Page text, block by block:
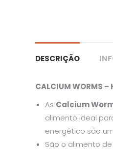
DESCRIÇÃO
CALCIUM WORMS –
As Calcium
alimento ideal
energético são
São o alimento